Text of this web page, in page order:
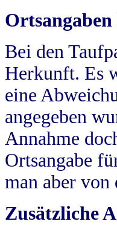
Bei den
Herkunft. Es
eine
angegeben
Annahme
Ortsangabe
man aber von
Zusätzliche